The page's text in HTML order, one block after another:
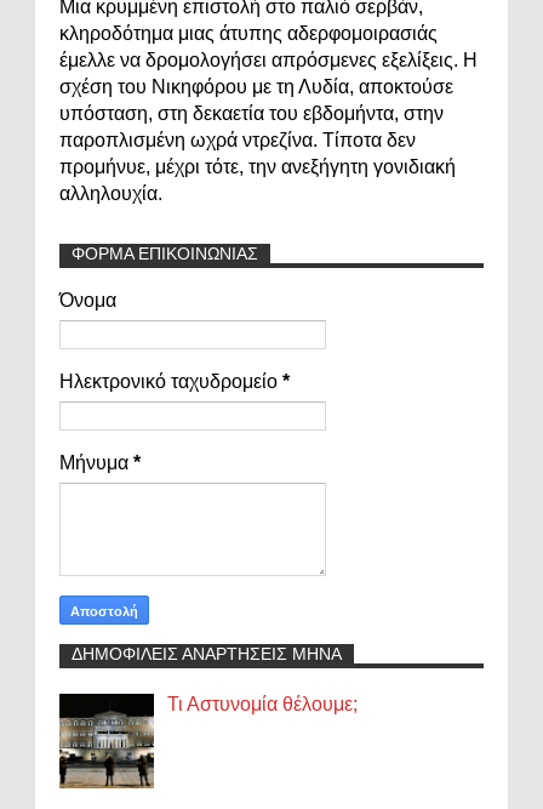
Μια κρυμμένη επιστολή στο παλιό σερβάν,
κληροδότημα μιας άτυπης αδερφομοιρασιάς
έμελλε να δρομολογήσει απρόσμενες εξελίξεις. Η
σχέση του Νικηφόρου με τη Λυδία, αποκτούσε
υπόσταση, στη δεκαετία του εβδομήντα, στην
παροπλισμένη ωχρά ντρεζίνα. Τίποτα δεν
προμήνυε, μέχρι τότε, την ανεξήγητη γονιδιακή
αλληλουχία.
ΦΟΡΜΑ ΕΠΙΚΟΙΝΩΝΙΑΣ
Όνομα
Ηλεκτρονικό ταχυδρομείο *
Μήνυμα *
ΔΗΜΟΦΙΛΕΙΣ ΑΝΑΡΤΗΣΕΙΣ ΜΗΝΑ
Τι Αστυνομία θέλουμε;